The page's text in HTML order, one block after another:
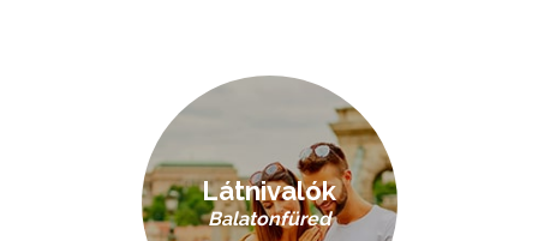
Látnivalók
Balatonfüred